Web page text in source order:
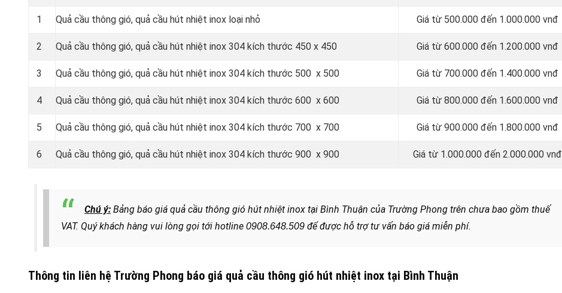
1 Quả cầu thông gió, quả cầu hút nhiệt inox loại nhỏ Giá từ 500.000 đến 1.000.000 vnđ
2 Quả cầu thông gió, quả cầu hút nhiệt inox 304 kích thước 450 x 450 Giá từ 600.000 đến 1.200.000 vnđ
3 Quả cầu thông gió, quả cầu hút nhiệt inox 304 kích thước 500 x 500 Giá từ 700.000 đến 1.400.000 vnđ
4 Quả cầu thông gió, quả cầu hút nhiệt inox 304 kích thước 600 x 600 Giá từ 800.000 đến 1.600.000 vnđ
5 Quả cầu thông gió, quả cầu hút nhiệt inox 304 kích thước 700 x 700 Giá từ 900.000 đến 1.800.000 vnđ
6 Quả cầu thông gió, quả cầu hút nhiệt inox 304 kích thước 900 x 900 Giá từ 1.000.000 đến 2.000.000 vnđ
Chú ý: Bảng báo giá quả cầu thông gió hút nhiệt inox tại Bình Thuận của Trường Phong trên chưa bao gồm thuế
VAT. Quý khách hàng vui lòng gọi tới hotline 0908.648.509 để được hỗ trợ tư vấn báo giá miễn phí.
Thông tin liên hệ Trường Phong báo giá quả cầu thông gió hút nhiệt inox tại Bình Thuận